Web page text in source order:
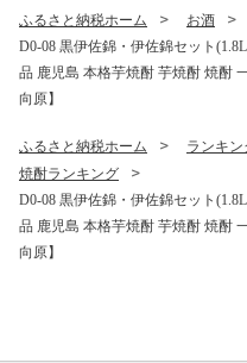
(ナトリウム) がたっぷり ク
エン酸 1,150mg/本含有 【財
宝】
ふるさと納税ホーム お酒
D0-08 黒伊佐錦・伊佐錦セット
品 鹿児島 本格芋焼酎 芋焼酎 焼酎
向原】
ふるさと納税ホーム ランキン
焼酎ランキング
D0-08 黒伊佐錦・伊佐錦セット
品 鹿児島 本格芋焼酎 芋焼酎 焼酎
向原】